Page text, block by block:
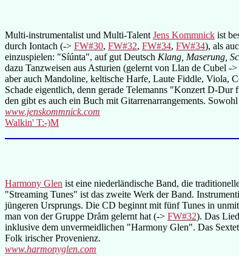
Multi-instrumentalist und Multi-Talent Jens Kommnick ist
durch Iontach (-> FW#30, FW#32, FW#34, FW#34), als
einzuspielen: "Síúnta", auf gut Deutsch Klang, Maserung,
dazu Tanzweisen aus Asturien (gelernt von Llan de Cubel ->
aber auch Mandoline, keltische Harfe, Laute Fiddle, Viola,
Schade eigentlich, denn gerade Telemanns "Konzert D-
den gibt es auch ein Buch mit Gitarrenarrangements.
www.jenskommnick.com
Walkin' T:-)M
Harmony Glen ist eine niederländische Band, die
"Streaming Tunes" ist das zweite Werk der Band.
jüngeren Ursprungs. Die CD beginnt mit fünf Tunes in
man von der Gruppe Dråm gelernt hat (-> FW#32). Das
inklusive dem unvermeidlichen "Harmony Glen". Das
Folk irischer Provenienz.
www.harmonyglen.com